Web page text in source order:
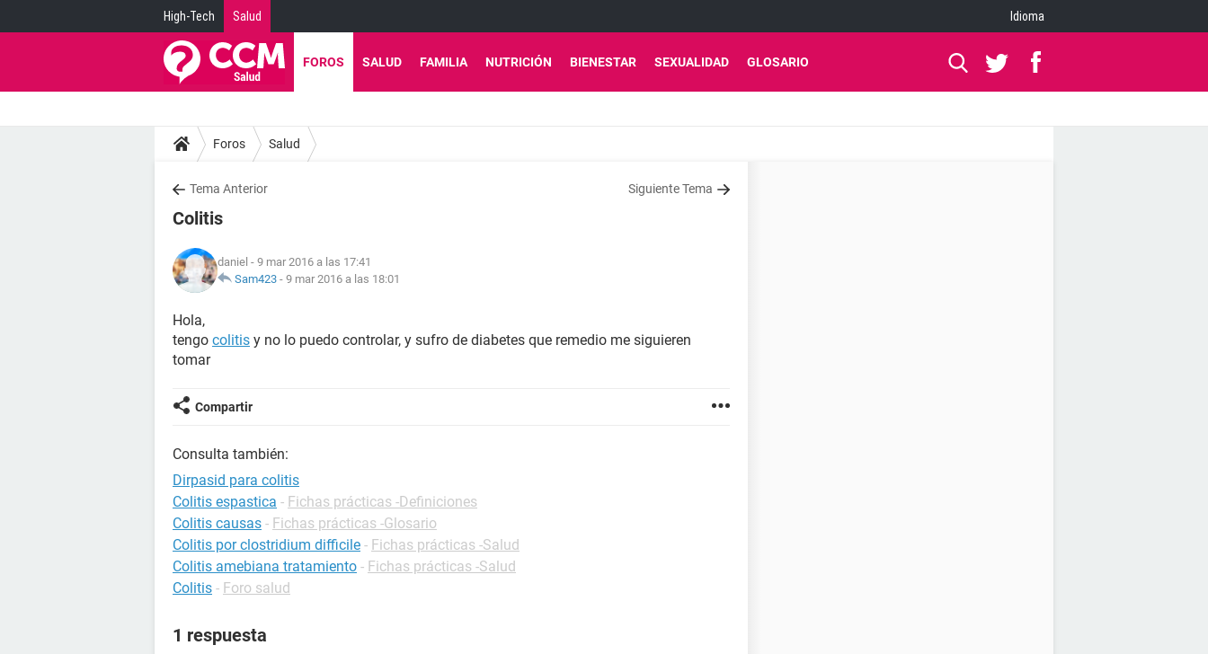
High-Tech Salud Idioma
FOROS SALUD FAMILIA NUTRICIÓN BIENESTAR SEXUALIDAD GLOSARIO
Foros Salud
Tema Anterior Siguiente Tema
Colitis
daniel - 9 mar 2016 a las 17:41
Sam423 - 9 mar 2016 a las 18:01
Hola,
tengo colitis y no lo puedo controlar, y sufro de diabetes que remedio me siguieren
tomar
Compartir
Consulta también:
Dirpasid para colitis
Colitis espastica - Fichas prácticas -Definiciones
Colitis causas - Fichas prácticas -Glosario
Colitis por clostridium difficile - Fichas prácticas -Salud
Colitis amebiana tratamiento - Fichas prácticas -Salud
Colitis - Foro salud
1 respuesta